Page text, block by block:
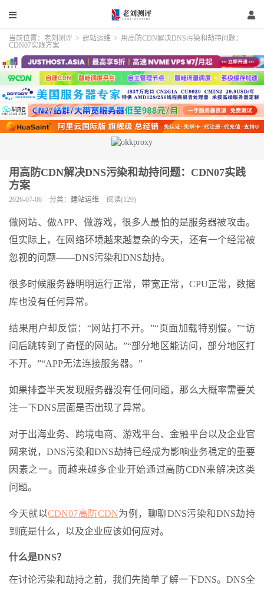
当前位置： 老刘测评 > 建站运维 > 用高防CDN解决DNS污染和劫持问题：
CDN07实践方案
用高防CDN解决DNS污染和劫持问题：CDN07实践
方案
2026-07-06 分类： 建站运维 阅读(129)
做网站、做APP、做游戏，很多人最怕的是服务器被攻击。
但实际上，在网络环境越来越复杂的今天，还有一个经常被
忽视的问题——DNS污染和DNS劫持。
很多时候服务器明明运行正常，带宽正常，CPU正常，数据
库也没有任何异常。
结果用户却反馈：“网站打不开。”“页面加载特别慢。”“访
问后跳转到了奇怪的网站。”“部分地区能访问，部分地区打
不开。”“APP无法连接服务器。”
如果排查半天发现服务器没有任何问题，那么大概率需要关
注一下DNS层面是否出现了异常。
对于出海业务、跨境电商、游戏平台、金融平台以及企业官
网来说，DNS污染和DNS劫持已经成为影响业务稳定的重要
因素之一。而越来越多企业开始通过高防CDN来解决这类
问题。
今天就以CDN07高防CDN为例，聊聊DNS污染和DNS劫持
到底是什么，以及企业应该如何应对。
什么是DNS？
在讨论污染和劫持之前，我们先简单了解一下DNS。DNS全